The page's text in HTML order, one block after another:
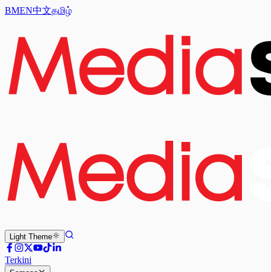
BMEN中文தமிழ்
Light Theme
Terkini